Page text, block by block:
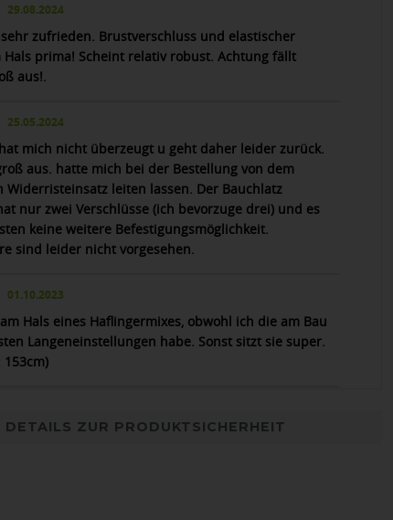
29.08.2024
zufrieden. Brustverschluss und elastischer
Hals prima! Scheint relativ robust. Achtung fällt
aus!.
25.05.2024
mich nicht überzeugt u geht daher leider zurück.
aus. hatte mich bei der Bestellung von dem
Widerristeinsatz leiten lassen. Der Bauchlatz
nur zwei Verschlüsse (ich bevorzuge drei) und es
keine weitere Befestigungsmöglichkeit.
sind leider nicht vorgesehen.
01.10.2023
Hals eines Haflingermixes, obwohl ich die am Bau
Langeneinstellungen habe. Sonst sitzt sie super.
153cm)
DETAILS ZUR PRODUKTSICHERHEIT